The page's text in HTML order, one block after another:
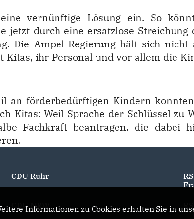
vernünftige Lösung ein. So
jetzt durch eine ersatzlose Streichung
Die Ampel-Regierung hält sich nicht
Kitas, ihr Personal und vor allem die
an förderbedürftigen Kindern
Kitas: Weil Sprache der Schlüssel zu
Fachkraft beantragen, die dabei
CDU Ruhr
CDU NRW
Informationen zu Cookies erhalten Sie in